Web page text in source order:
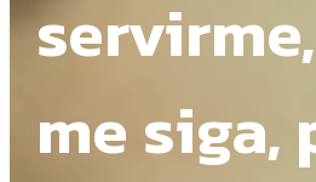
me siga,